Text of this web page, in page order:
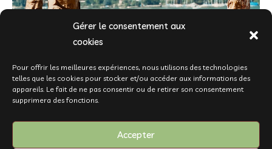
Gérer le consentement aux
cookies
Pour offrir les meilleures expériences, nous utilisons des technologies
telles que les cookies pour stocker et/ou accéder aux informations des
appareils. Le fait de ne pas consentir ou de retirer son consentement
supprimera des fonctions.
Accepter